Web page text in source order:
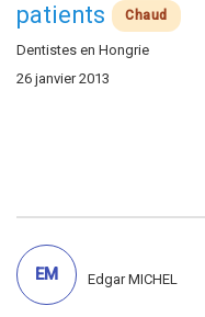
patients
Chaud
Dentistes en Hongrie
26 janvier 2013
EM Edgar MICHEL